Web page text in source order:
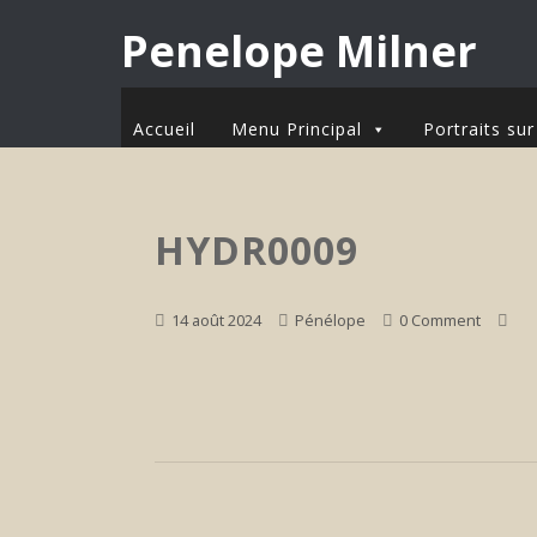
Penelope Milner
Accueil Menu Principal Portraits
HYDR0009
14 août 2024 Pénélope 0 Comment